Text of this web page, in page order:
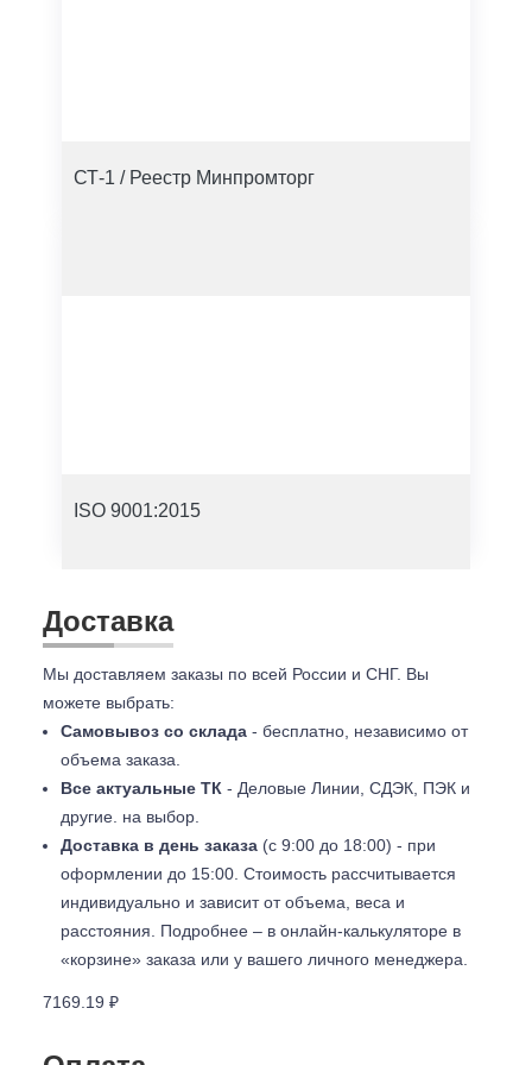
СТ-1 / Реестр Минпромторг
ISO 9001:2015
Доставка
Мы доставляем заказы по всей России и СНГ. Вы
можете выбрать:
Самовывоз со склада - бесплатно, независимо от
объема заказа.
Все актуальные ТК - Деловые Линии, СДЭК, ПЭК и
другие. на выбор.
Доставка в день заказа (с 9:00 до 18:00) - при
оформлении до 15:00. Стоимость рассчитывается
индивидуально и зависит от объема, веса и
расстояния. Подробнее – в онлайн-калькуляторе в
«корзине» заказа или у вашего личного менеджера.
7169.19 ₽